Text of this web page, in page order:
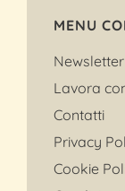
MENU
Newsletter
Lavora
Contatti
Privacy
Cookie